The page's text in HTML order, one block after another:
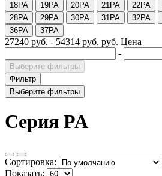
18PA
19PA 20PA 21PA 22PA
28PA
29PA 30PA 31PA 32PA
36PA
37PA
27240 руб. - 54314 руб. руб. Цена
-
Выберите фильтры
Фильтр
Выберите фильтры
Серия PA
Сортировка:
Показать: